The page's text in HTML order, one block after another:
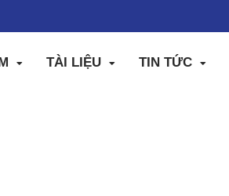
TÀI LIỆU TIN TỨC